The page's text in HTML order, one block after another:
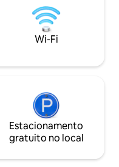
Para
vista
.
comboio. Ar
aquecido em
independente
Wi-Fi
Estacionamento
gratuito no local